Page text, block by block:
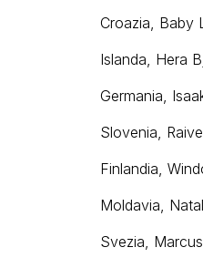
Croazia, Baby
Islanda, Hera
Germania,
Slovenia,
Finlandia,
Moldavia,
Svezia,